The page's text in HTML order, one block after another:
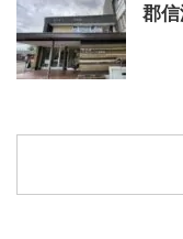
郡信